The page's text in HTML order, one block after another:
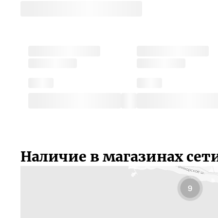
Наличие в магазинах